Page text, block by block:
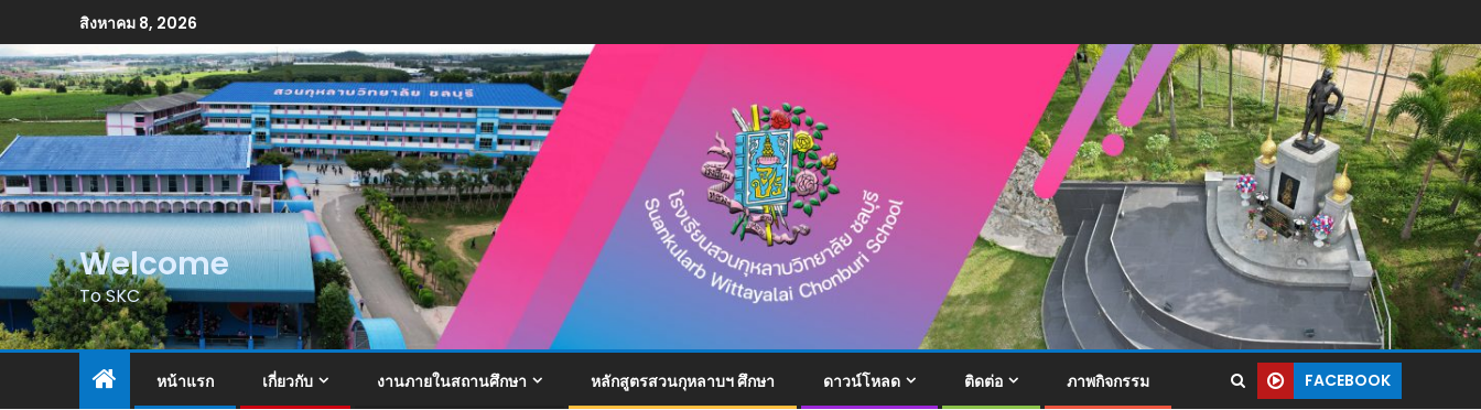
สิงหาคม 8, 2026
Welcome
To SKC
หน้าแรก เกี่ยวกับ งานภายในสถานศึกษา หลักสูตรสวนกุหลาบฯ ศึกษา ดาวน์โหลด ติดต่อ ภาพกิจกรรม FACEBOOK